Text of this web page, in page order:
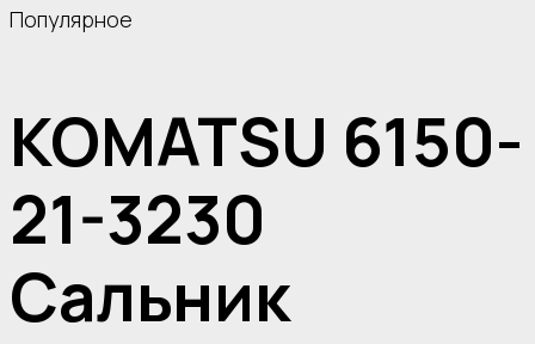
Популярное
KOMATSU 6150-
21-3230
Сальник